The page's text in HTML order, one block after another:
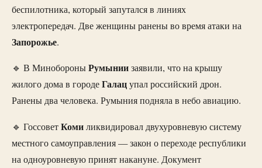
беспилотника, который запутался в линиях
электропередач. Две женщины ранены во время атаки на
Запорожье.
🔹 В МинобороныРумыниизаявили, что на крышу
жилого дома в городеГалацупал российский дрон.
Ранены два человека. Румыния подняла в небо авиацию.
🔹 ГоссоветКомиликвидировал двухуровневую систему
местного самоуправления — закон о переходе республики
на одноуровневую принят накануне. Документ